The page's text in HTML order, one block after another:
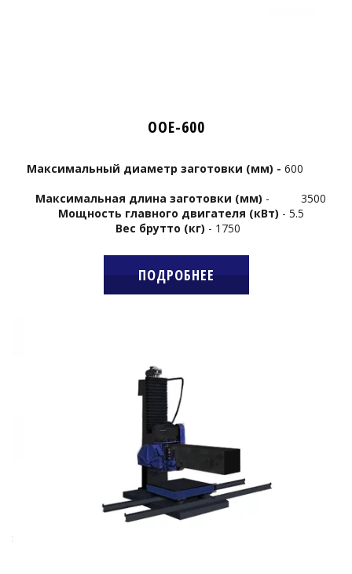
OOE-600
Максимальный диаметр заготовки (мм) - 600
Максимальная длина заготовки (мм) - 3500
Мощность главного двигателя (кВт) - 5.5
Вес брутто (кг) - 1750
ПОДРОБНЕЕ